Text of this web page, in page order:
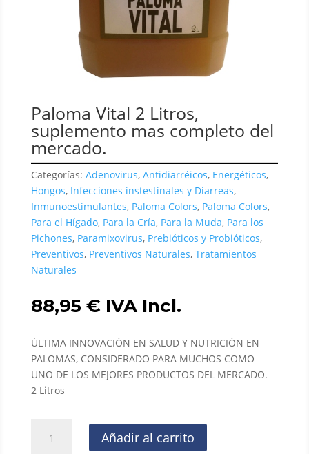
Paloma Vital 2 Litros,
suplemento mas completo del
mercado.
Categorías: Adenovirus, Antidiarréicos, Energéticos,
Hongos, Infecciones instestinales y Diarreas,
Inmunoestimulantes, Paloma Colors, Paloma Colors,
Para el Hígado, Para la Cría, Para la Muda, Para los
Pichones, Paramixovirus, Prebióticos y Probióticos,
Preventivos, Preventivos Naturales, Tratamientos
Naturales
88,95 € IVA Incl.
ÚLTIMA INNOVACIÓN EN SALUD Y NUTRICIÓN EN
PALOMAS, CONSIDERADO PARA MUCHOS COMO
UNO DE LOS MEJORES PRODUCTOS DEL MERCADO.
2 Litros
Añadir al carrito